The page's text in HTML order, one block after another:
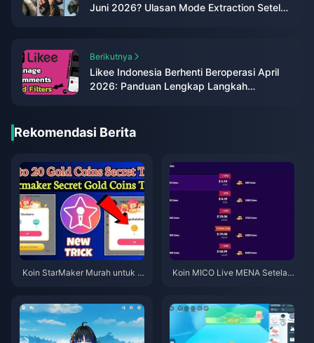
Juni 2026? Ulasan Mode Extraction Setelah
Berikutnya
Likee Indonesia Berhenti Beroperasi April
2026: Panduan Lengkap Langkah
Rekomendasi Berita
Koin StarMaker Murah untuk A
Koin MICO Live MENA Setelah